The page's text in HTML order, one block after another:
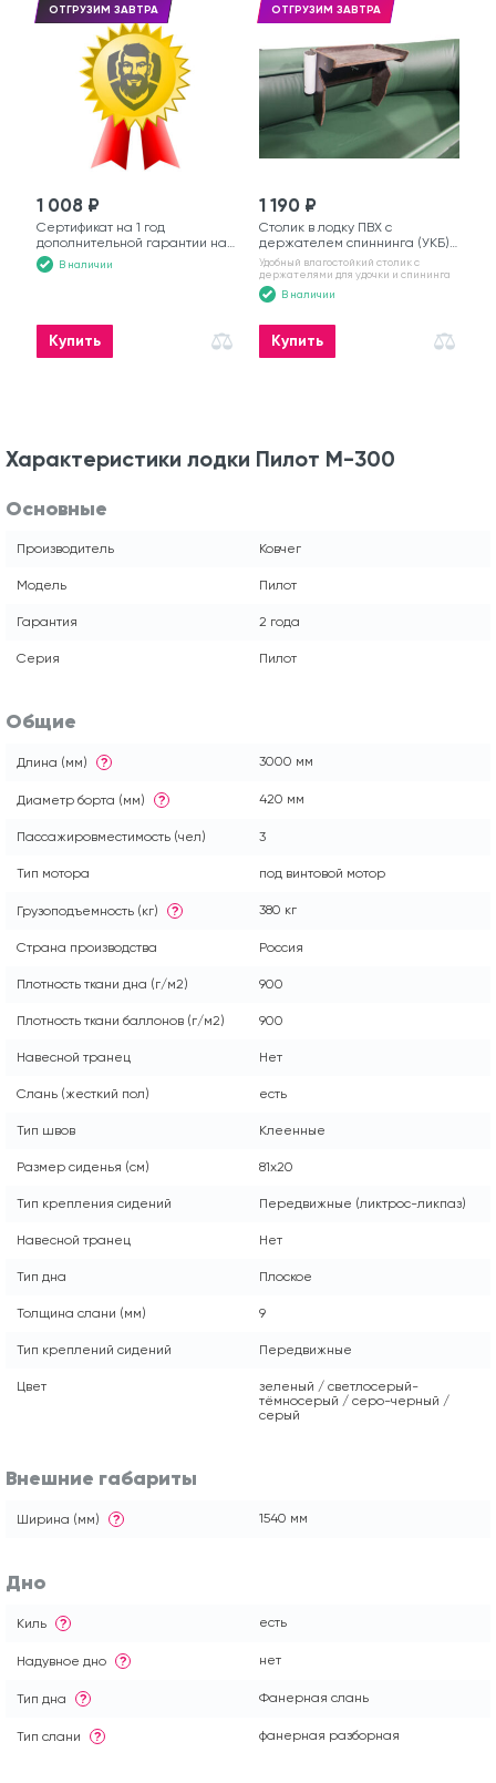
ОТГРУЗИМ ЗАВТРА
1 008 ₽
Сертификат на 1 год
дополнительной гарантии на
моторную лодку
В наличии
Купить
ОТГРУЗИМ ЗАВТРА
1 190 ₽
Столик в лодку ПВХ с
держателем спиннинга (УКБ)
№6
Удобный влагостойкий столик с
держателями для удочки и спининга
В наличии
Купить
Характеристики лодки Пилот М-300
Основные
Производитель Ковчег
Модель Пилот
Гарантия 2 года
Серия Пилот
Общие
Длина (мм) ? 3000 мм
Диаметр борта (мм) ? 420 мм
Пассажировместимость (чел) 3
Тип мотора под винтовой мотор
Грузоподъемность (кг) ? 380 кг
Страна производства Россия
Плотность ткани дна (г/м2) 900
Плотность ткани баллонов (г/м2) 900
Навесной транец Нет
Слань (жесткий пол) есть
Тип швов Клеенные
Размер сиденья (см) 81x20
Тип крепления сидений Передвижные (ликтрос-ликпаз)
Навесной транец Нет
Тип дна Плоское
Толщина слани (мм) 9
Тип креплений сидений Передвижные
Цвет
зеленый / светлосерый-
тёмносерый / серо-черный /
серый
Внешние габариты
Ширина (мм) ? 1540 мм
Дно
Киль ? есть
Надувное дно ? нет
Тип дна ? Фанерная слань
Тип слани ? фанерная разборная